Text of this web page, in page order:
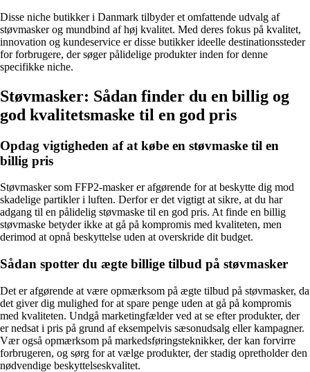
Disse niche butikker i Danmark tilbyder et omfattende udvalg af
støvmasker og mundbind af høj kvalitet. Med deres fokus på kvalitet,
innovation og kundeservice er disse butikker ideelle destinationssteder
for forbrugere, der søger pålidelige produkter inden for denne
specifikke niche.
Støvmasker: Sådan finder du en billig og
god kvalitetsmaske til en god pris
Opdag vigtigheden af at købe en støvmaske til en
billig pris
Støvmasker som FFP2-masker er afgørende for at beskytte dig mod
skadelige partikler i luften. Derfor er det vigtigt at sikre, at du har
adgang til en pålidelig støvmaske til en god pris. At finde en billig
støvmaske betyder ikke at gå på kompromis med kvaliteten, men
derimod at opnå beskyttelse uden at overskride dit budget.
Sådan spotter du ægte billige tilbud på støvmasker
Det er afgørende at være opmærksom på ægte tilbud på støvmasker, da
det giver dig mulighed for at spare penge uden at gå på kompromis
med kvaliteten. Undgå marketingfælder ved at se efter produkter, der
er nedsat i pris på grund af eksempelvis sæsonudsalg eller kampagner.
Vær også opmærksom på markedsføringsteknikker, der kan forvirre
forbrugeren, og sørg for at vælge produkter, der stadig opretholder den
nødvendige beskyttelseskvalitet.